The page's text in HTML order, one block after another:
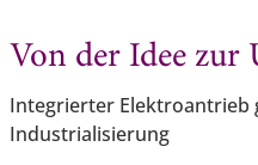
Von der Idee zur
Integrierter Elektroantrieb
Industrialisierung